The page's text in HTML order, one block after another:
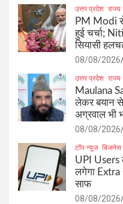
उत्तर प्रदेश राज्य
PM Modi से
हुई चर्चा;
सियासी
08/08/2026
उत्तर प्रदेश राज्य
Maulana
लेकर बयान से
अग्रवाल भी
08/08/2026
टॉप न्यूज बिजनेस
UPI Users
लगेगा Extra
साफ
08/08/2026